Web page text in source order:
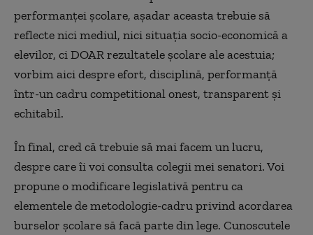
performanței școlare, așadar aceasta trebuie să
reflecte nici mediul, nici situația socio-economică a
elevilor, ci DOAR rezultatele școlare ale acestuia;
vorbim aici despre efort, disciplină, performanță
într-un cadru competitional onest, transparent și
echitabil.
În final, cred că trebuie să mai facem un lucru,
despre care îi voi consulta colegii mei senatori. Voi
propune o modificare legislativă pentru ca
elementele de metodologie-cadru privind acordarea
burselor școlare să facă parte din lege. Cunoscutele